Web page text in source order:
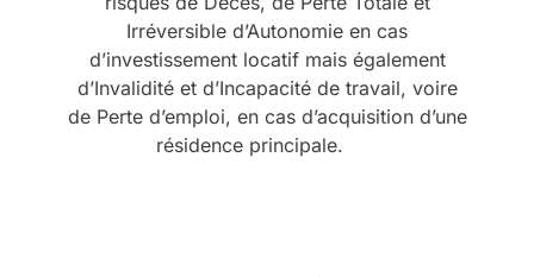
Irréversible d’Autonomie en cas
d’investissement locatif mais également
d’Invalidité et d’Incapacité de travail, voire
de Perte d’emploi, en cas d’acquisition d’une
résidence principale.